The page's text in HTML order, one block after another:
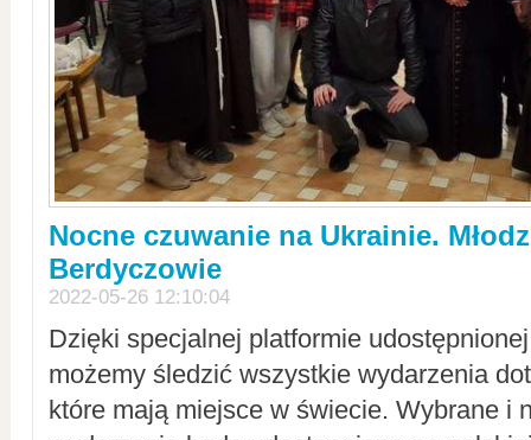
Nocne czuwanie na Ukrainie.
Berdyczowie
2022-05-26 12:10:04
Dzięki specjalnej platformie
możemy śledzić wszystkie wydarzenia
które mają miejsce w świecie. Wybrane i